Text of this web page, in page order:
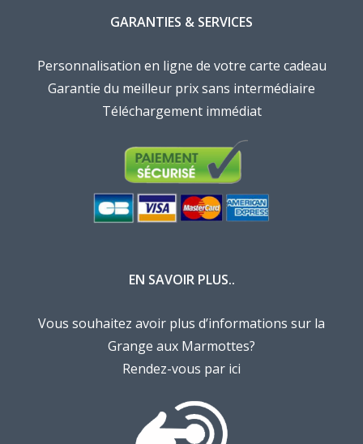
GARANTIES & SERVICES
Personnalisation en ligne de votre carte cadeau
Garantie du meilleur prix sans intermédiaire
Téléchargement immédiat
EN SAVOIR PLUS..
Vous souhaitez avoir plus d’informations sur la
Grange aux Marmottes?
Rendez-vous par ici